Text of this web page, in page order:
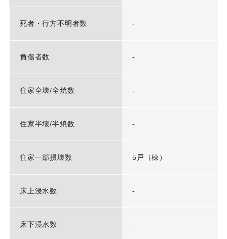
死者・行方不明者数 -
負傷者数 -
住家全壊/全焼数 -
住家半壊/半焼数 -
住家一部損壊数 5戸（棟）
床上浸水数 -
床下浸水数 -